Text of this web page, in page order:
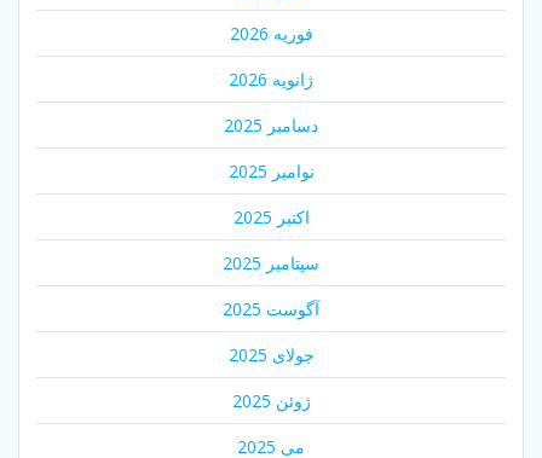
فوریه 2026
ژانویه 2026
دسامبر 2025
نوامبر 2025
اکتبر 2025
سپتامبر 2025
آگوست 2025
جولای 2025
ژوئن 2025
می 2025